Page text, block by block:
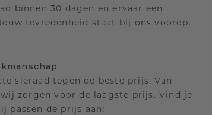
binnen 30 dagen en ervaar een
tevredenheid staat bij ons voorop.
sieraad tegen de beste prijs. Van
zorgen voor de laagste prijs. Vind je
passen de prijs aan!